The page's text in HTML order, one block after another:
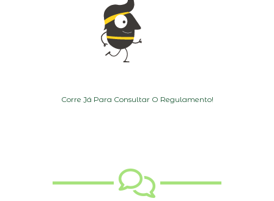
Corre Já Para Consultar O Regulamento!